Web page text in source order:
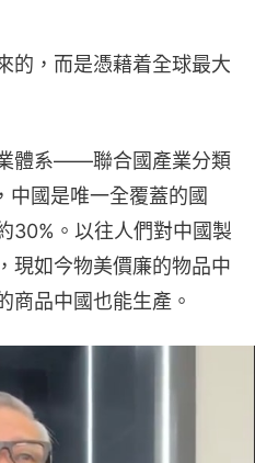
的，而是憑藉着全球最大
體系——聯合國產業分類
國是唯一全覆蓋的國
30%。以往人們對中國製
現如今物美價廉的物品中
商品中國也能生產。